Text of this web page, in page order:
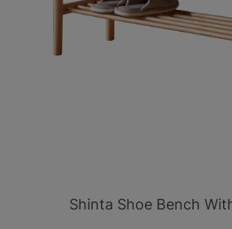
Shinta Shoe Bench